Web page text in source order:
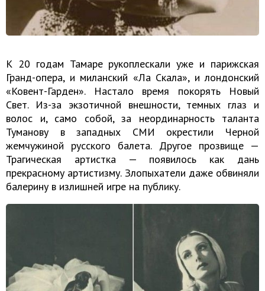
К 20 годам Тамаре рукоплескали уже и парижская
Гранд-опера, и миланский «Ла Скала», и лондонский
«Ковент-Гарден». Настало время покорять Новый
Свет. Из-за экзотичной внешности, темных глаз и
волос и, само собой, за неординарность таланта
Туманову в западных СМИ окрестили Черной
жемчужиной русского балета. Другое прозвище —
Трагическая артистка — появилось как дань
прекрасному артистизму. Злопыхатели даже обвиняли
балерину в излишней игре на публику.